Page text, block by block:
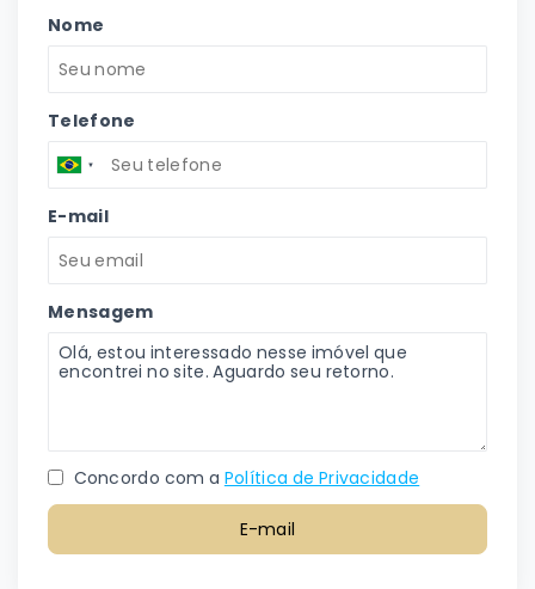
Nome
Telefone
E-mail
Mensagem
Concordo com a Política de Privacidade
E-mail